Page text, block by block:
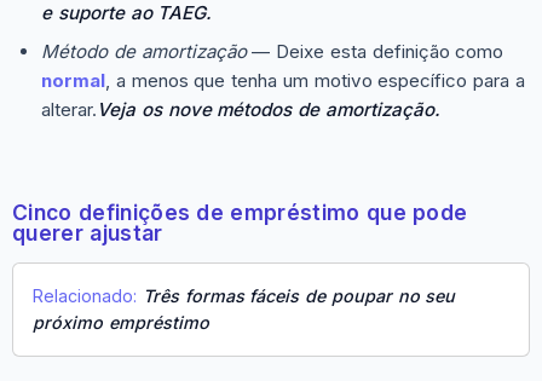
e suporte ao TAEG.
Método de amortização— Deixe esta definição como
normal, a menos que tenha um motivo específico para a
alterar. Veja os nove métodos de amortização.
Cinco definições de empréstimo que pode
querer ajustar
Relacionado: Três formas fáceis de poupar no seu
próximo empréstimo